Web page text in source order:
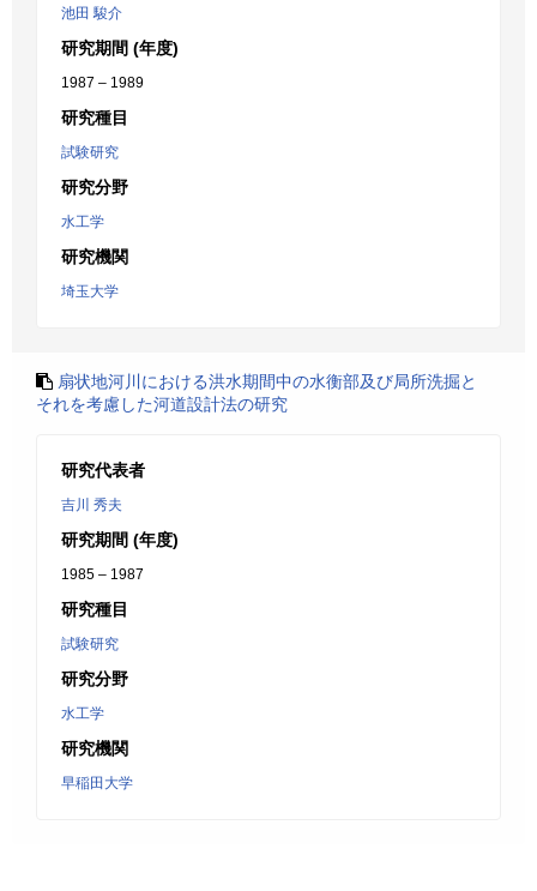
池田 駿介
研究期間 (年度)
1987 – 1989
研究種目
試験研究
研究分野
水工学
研究機関
埼玉大学
扇状地河川における洪水期間中の水衡部及び局所洗掘と
それを考慮した河道設計法の研究
研究代表者
吉川 秀夫
研究期間 (年度)
1985 – 1987
研究種目
試験研究
研究分野
水工学
研究機関
早稲田大学